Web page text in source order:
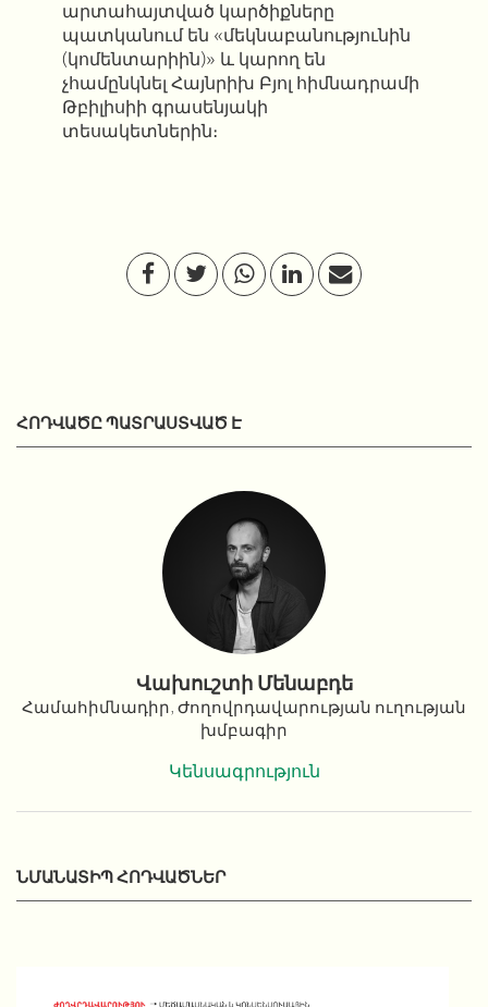
արտահայտված կարծիքները
պատկանում են «մեկնաբանությունին
(կոմենտարիին)» և կարող են
չհամընկնել Հայնրիխ Բյոլ հիմնադրամի
Թբիլիսիի գրասենյակի
տեսակետներին։
ՀՈԴՎԱԾԸ ՊԱՏՐԱՍՏՎԱԾ Է
Վախուշտի Մենաբդե
Համահիմնադիր, Ժողովրդավարության ուղության
խմբագիր
Կենսագրություն
ՆՄԱՆԱՏԻՊ ՀՈԴՎԱԾՆԵՐ